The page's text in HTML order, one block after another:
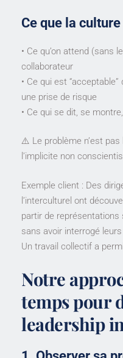
Ce que la
• Ce qu’on attend (sans
collaborateur
• Ce qui est
une prise de risque
• Ce qui se dit, se
⚠️ Le problème n’est pas
l’implicite non
Exemple client : Des
l’interculturel ont
partir de représentations
sans avoir interrogé
Un travail collectif a
Notre
temps pour
leadership